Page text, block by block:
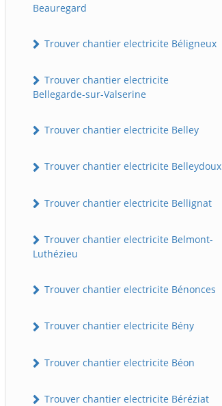
Beauregard
Trouver chantier electricite Béligneux
Trouver chantier electricite
Bellegarde-sur-Valserine
Trouver chantier electricite Belley
Trouver chantier electricite Belleydoux
Trouver chantier electricite Bellignat
Trouver chantier electricite Belmont-
Luthézieu
Trouver chantier electricite Bénonces
Trouver chantier electricite Bény
Trouver chantier electricite Béon
Trouver chantier electricite Béréziat